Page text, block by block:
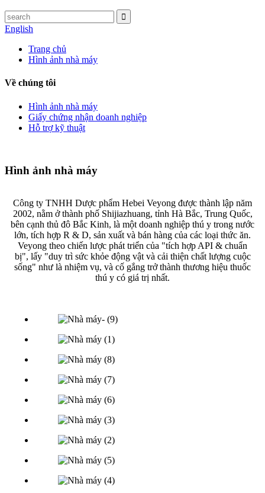
English
Trang chủ
Hình ảnh nhà máy
Về chúng tôi
Hình ảnh nhà máy
Giấy chứng nhận doanh nghiệp
Hỗ trợ kỹ thuật
Hình ảnh nhà máy
Công ty TNHH Dược phẩm Hebei Veyong được thành lập năm
2002, nằm ở thành phố Shijiazhuang, tỉnh Hà Bắc, Trung Quốc,
bên cạnh thủ đô Bắc Kinh, là một doanh nghiệp thú y trong nước
lớn, tích hợp R & D, sản xuất và bán hàng của các loại thức ăn.
Veyong theo chiến lược phát triển của "tích hợp API & chuẩn
bị", lấy "duy trì sức khỏe động vật và cải thiện chất lượng cuộc
sống" như là nhiệm vụ, và cố gắng trở thành thương hiệu thuốc
thú y có giá trị nhất.